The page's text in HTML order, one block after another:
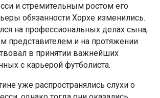
и стремительным ростом его
обязанности Хорхе изменились.
на профессиональных делах сына,
представителем и на протяжении
в принятии важнейших
с карьерой футболиста.
уже распространялись слухи о